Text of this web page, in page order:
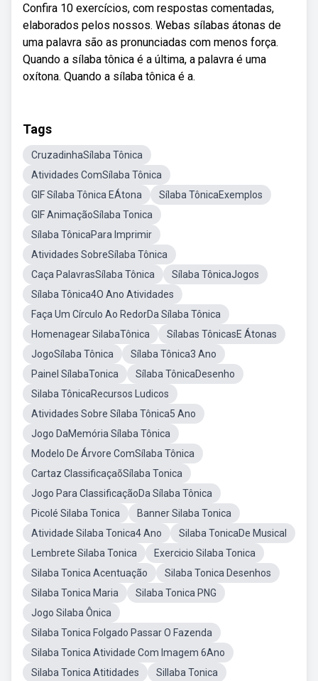
Confira 10 exercícios, com respostas comentadas,
elaborados pelos nossos. Webas sílabas átonas de
uma palavra são as pronunciadas com menos força.
Quando a sílaba tônica é a última, a palavra é uma
oxítona. Quando a sílaba tônica é a.
Tags
CruzadinhaSílaba Tônica
Atividades ComSílaba Tônica
GIF Sílaba Tônica EÁtona
Sílaba TônicaExemplos
GIF AnimaçãoSílaba Tonica
Sílaba TônicaPara Imprimir
Atividades SobreSílaba Tônica
Caça PalavrasSílaba Tônica
Sílaba TônicaJogos
Sílaba Tônica4O Ano Atividades
Faça Um Círculo Ao RedorDa Sílaba Tônica
Homenagear SilabaTônica
Sílabas TônicasE Átonas
JogoSílaba Tônica
Sílaba Tônica3 Ano
Painel SílabaTonica
Sílaba TônicaDesenho
Silaba TônicaRecursos Ludicos
Atividades Sobre Sílaba Tônica5 Ano
Jogo DaMemória Sílaba Tônica
Modelo De Árvore ComSílaba Tônica
Cartaz ClassificaçaõSílaba Tonica
Jogo Para ClassificaçãoDa Sílaba Tônica
Picolé Silaba Tonica
Banner Silaba Tonica
Atividade Silaba Tonica4 Ano
Silaba TonicaDe Musical
Lembrete Silaba Tonica
Exercicio Silaba Tonica
Silaba Tonica Acentuação
Silaba Tonica Desenhos
Silaba Tonica Maria
Silaba Tonica PNG
Jogo Silaba Ônica
Silaba Tonica Folgado Passar O Fazenda
Silaba Tonica Atividade Com Imagem 6Ano
Silaba Tonica Atitidades
Sillaba Tonica